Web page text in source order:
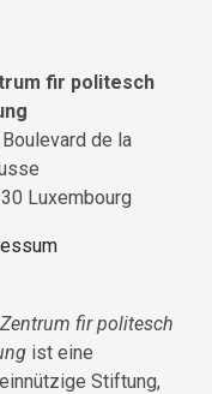
fir politesch
de la
Luxembourg
Zentrum fir politesch
ist eine
Stiftung,